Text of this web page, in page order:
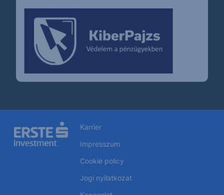
Karrier
Impresszum
Cookie policy
Jogi nyilatkozat